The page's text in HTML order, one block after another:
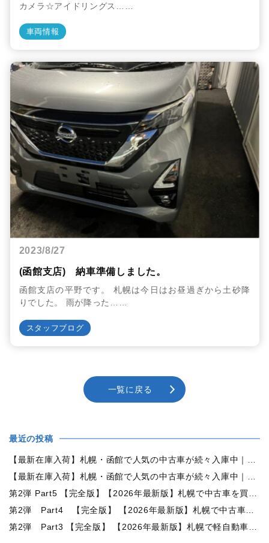
カメラ☆アイドリングス……
車両情報
2023/8/27
(函館支店) 納車準備しました。
函館支店の平野です。 札幌は今日はお昼過ぎから土砂降
りでした。 雨が降った……
スタッフブログ
一覧に戻る
最近の投稿